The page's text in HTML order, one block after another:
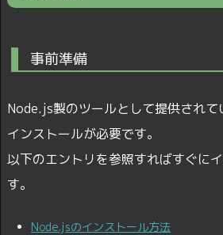
事前準備
Node.js製のツールとして提供され
インストールが必要です。
以下のエントリを参照すればすぐに
す。
Node.jsのインストール方法